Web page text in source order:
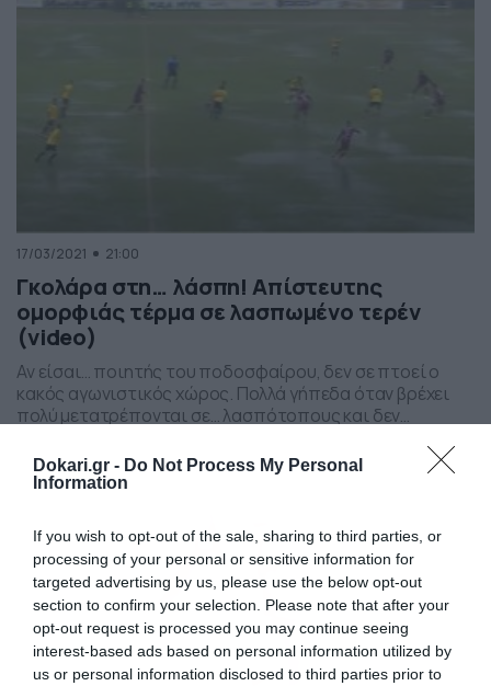
Dokari.gr - Do Not Process My Personal
Information
If you wish to opt-out of the sale, sharing to third parties, or
processing of your personal or sensitive information for
targeted advertising by us, please use the below opt-out
section to confirm your selection. Please note that after your
opt-out request is processed you may continue seeing
interest-based ads based on personal information utilized by
us or personal information disclosed to third parties prior to
17/03/2021 21:00
Γκολάρα στη… λάσπη! Απίστευτης
ομορφιάς τέρμα σε λασπωμένο τερέν
(video)
Αν είσαι… ποιητής του ποδοσφαίρου, δεν σε πτοεί ο
κακός αγωνιστικός χώρος. Πολλά γήπεδα όταν βρέχει
πολύ μετατρέπονται σε… λασπότοπους και δεν
όπως θα ήθελαν. Ένας παίκτης στη Βουλγαρία έδειξε
όμως ότι και σε έναν κακό αγωνιστικό χώρο, είναι
αριστουργήματα. Ο Μπόζινταρ Βάσεφ της Μίνιορ
Πέρνικ […]